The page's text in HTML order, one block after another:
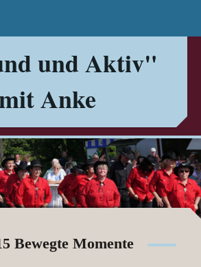
und Aktiv"
Anke
Bewegte Momente